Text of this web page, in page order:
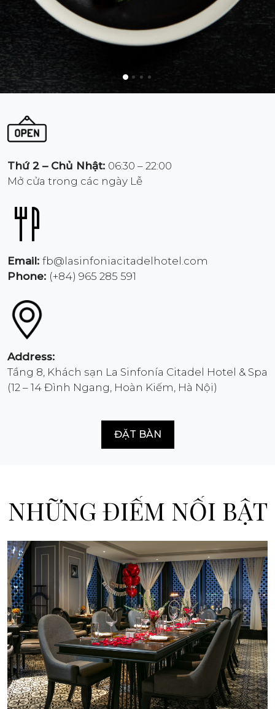
Thứ 2 – Chủ Nhật: 06:30 – 22:00
Mở cửa trong các ngày Lễ
Email: fb@lasinfoniacitadelhotel.com
Phone: (+84) 965 285 591
Address:
Tầng 8, Khách sạn La Sinfonía Citadel Hotel & Spa
(12 – 14 Đình Ngang, Hoàn Kiếm, Hà Nội)
ĐẶT BÀN
NHỮNG ĐIỂM NỔI BẬT